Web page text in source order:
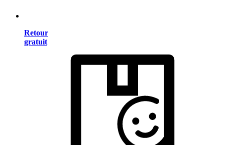
Retour
gratuit